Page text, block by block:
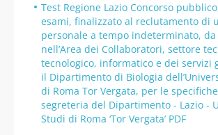
Test Regione Lazio Concorso
esami, finalizzato al reclutamento di
personale a tempo indeterminato,
nell’Area dei Collaboratori, settore
tecnologico, informatico e dei servizi
il Dipartimento di Biologia
di Roma Tor Vergata, per le
segreteria del Dipartimento - Lazio -
Studi di Roma ‘Tor Vergata’ PDF